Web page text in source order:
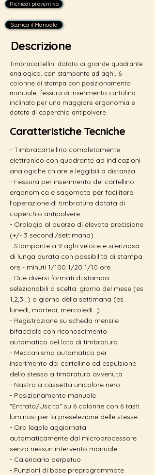
Richiedi preventivo
Scarica il Manuale
Descrizione
Timbracartellini dotato di grande quadrante
analogico, con stampante ad aghi, 6
colonne di stampa con posizionamento
manuale, fessura di inserimento cartolina
inclinata per una maggiore ergonomia e
dotata di coperchio antipolvere.
Caratteristiche Tecniche
- Timbracartellino completamente
elettronico con quadrante ad indicazioni
analogiche chiare e leggibili a distanza
- Fessura per inserimento del cartellino
ergonomica e sagomata per facilitare
l'operazione di timbratura dotata di
coperchio antipolvere
- Orologio al quarzo di elevata precisione
(+/- 3 secondi/settimana)
- Stampante a 9 aghi veloce e silenziosa
di lunga durata con possibilità di stampa
ore - minuti 1/100 1/20 1/10 ore
- Due diversi formati di stampa
selezionabili a scelta: giorno del mese (es.
1,2,3...) o giorno della settimana (es.
lunedì, martedì, mercoledì...)
- Registrazione su scheda mensile
bifacciale con riconoscimento
automatico del lato di timbratura
- Meccanismo automatico per
inserimento del cartellino ed espulsione
dello stesso a timbratura avvenuta
- Nastro a cassetta unicolore nero
- Posizionamento manuale
"Entrata/Uscita" su 6 colonne con 6 tasti
luminosi per la preselezione delle stesse
- Ora legale aggiornata
automaticamente dal microprocessore
senza nessun intervento manuale
- Calendario perpetuo
- Funzioni di base preprogrammate